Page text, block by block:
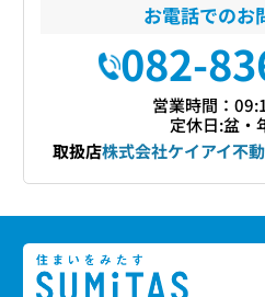
お電話でのお
082-
営業時間：
定休日:盆・
取扱店株式会社ケイアイ不